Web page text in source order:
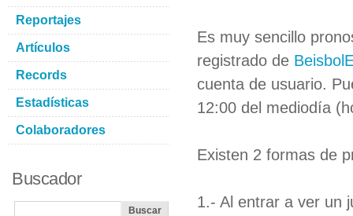
Es muy sencillo
registrado de
cuenta de usuario.
12:00 del mediodía
Existen 2 formas de
1.- Al entrar a ver un
Reportajes
Artículos
Records
Estadísticas
Colaboradores
Buscador